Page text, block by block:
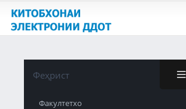
Феҳрист
Факултетхо